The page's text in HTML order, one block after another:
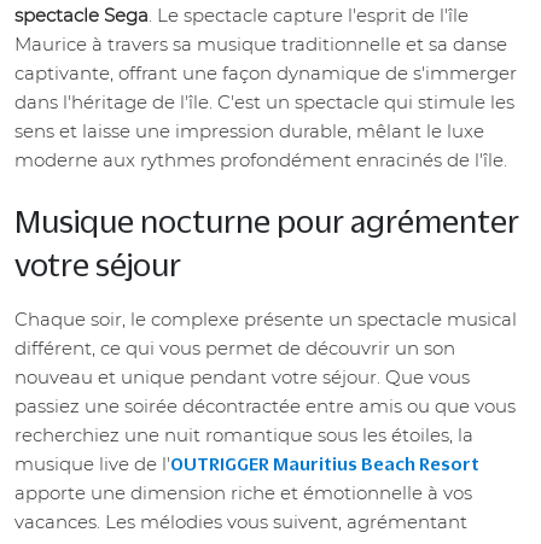
spectacle Sega. Le spectacle capture l'esprit de l'île
Maurice à travers sa musique traditionnelle et sa danse
captivante, offrant une façon dynamique de s'immerger
dans l'héritage de l'île. C'est un spectacle qui stimule les
sens et laisse une impression durable, mêlant le luxe
moderne aux rythmes profondément enracinés de l'île.
Musique nocturne pour agrémenter
votre séjour
Chaque soir, le complexe présente un spectacle musical
différent, ce qui vous permet de découvrir un son
nouveau et unique pendant votre séjour. Que vous
passiez une soirée décontractée entre amis ou que vous
recherchiez une nuit romantique sous les étoiles, la
musique live de l'OUTRIGGER Mauritius Beach Resort
apporte une dimension riche et émotionnelle à vos
vacances. Les mélodies vous suivent, agrémentant